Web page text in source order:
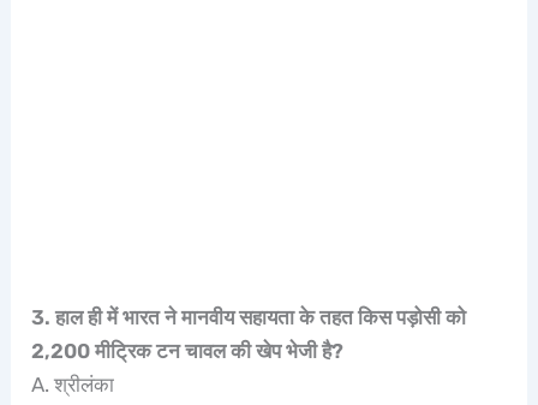
3. हाल ही में भारत ने मानवीय सहायता के तहत किस पड़ोसी को
2,200 मीट्रिक टन चावल की खेप भेजी है?
A. श्रीलंका